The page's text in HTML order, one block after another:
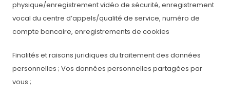
physique/enregistrement vidéo de sécurité, enregistrement
vocal du centre d’appels/qualité de service, numéro de
compte bancaire, enregistrements de cookies
Finalités et raisons juridiques du traitement des données
personnelles ; Vos données personnelles partagées par
vous ;